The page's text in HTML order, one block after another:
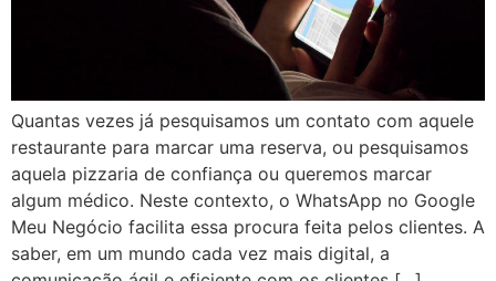
Quantas vezes já pesquisamos um contato com aquele
restaurante para marcar uma reserva, ou pesquisamos
aquela pizzaria de confiança ou queremos marcar
algum médico. Neste contexto, o WhatsApp no Google
Meu Negócio facilita essa procura feita pelos clientes. A
saber, em um mundo cada vez mais digital, a